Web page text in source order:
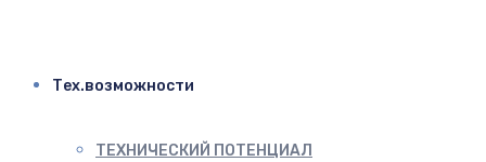
Тех.возможности
ТЕХНИЧЕСКИЙ ПОТЕНЦИАЛ